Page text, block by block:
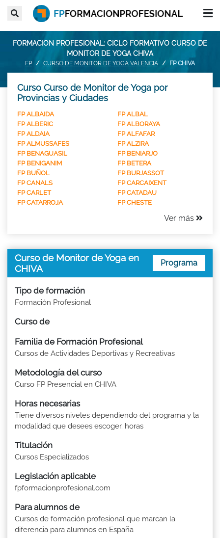
FORMACION PROFESIONAL: CICLO FORMATIVO CURSO DE
MONITOR DE YOGA CHIVA
FP CURSO DE MONITOR DE YOGA VALENCIA FP CHIVA
Curso Curso de Monitor de Yoga por
Provincias y Ciudades
FP ALBAIDA
FP ALBAL
FP ALBERIC
FP ALBORAYA
FP ALDAIA
FP ALFAFAR
FP ALMUSSAFES
FP ALZIRA
FP BENAGUASIL
FP BENIARJO
FP BENIGANIM
FP BETERA
FP BUÑOL
FP BURJASSOT
FP CANALS
FP CARCAIXENT
FP CARLET
FP CATADAU
FP CATARROJA
FP CHESTE
Ver más
Curso de Monitor de Yoga en
CHIVA
Programa
Tipo de formación
Formación Profesional
Curso de
Familia de Formación Profesional
Cursos de Actividades Deportivas y Recreativas
Metodología del curso
Curso FP Presencial en CHIVA
Horas necesarias
Tiene diversos niveles dependiendo del programa y la
modalidad que desees escoger. horas
Titulación
Cursos Especializados
Legislación aplicable
fpformacionprofesional.com
Para alumnos de
Cursos de formación profesional que marcan la
diferencia para alumnos en España